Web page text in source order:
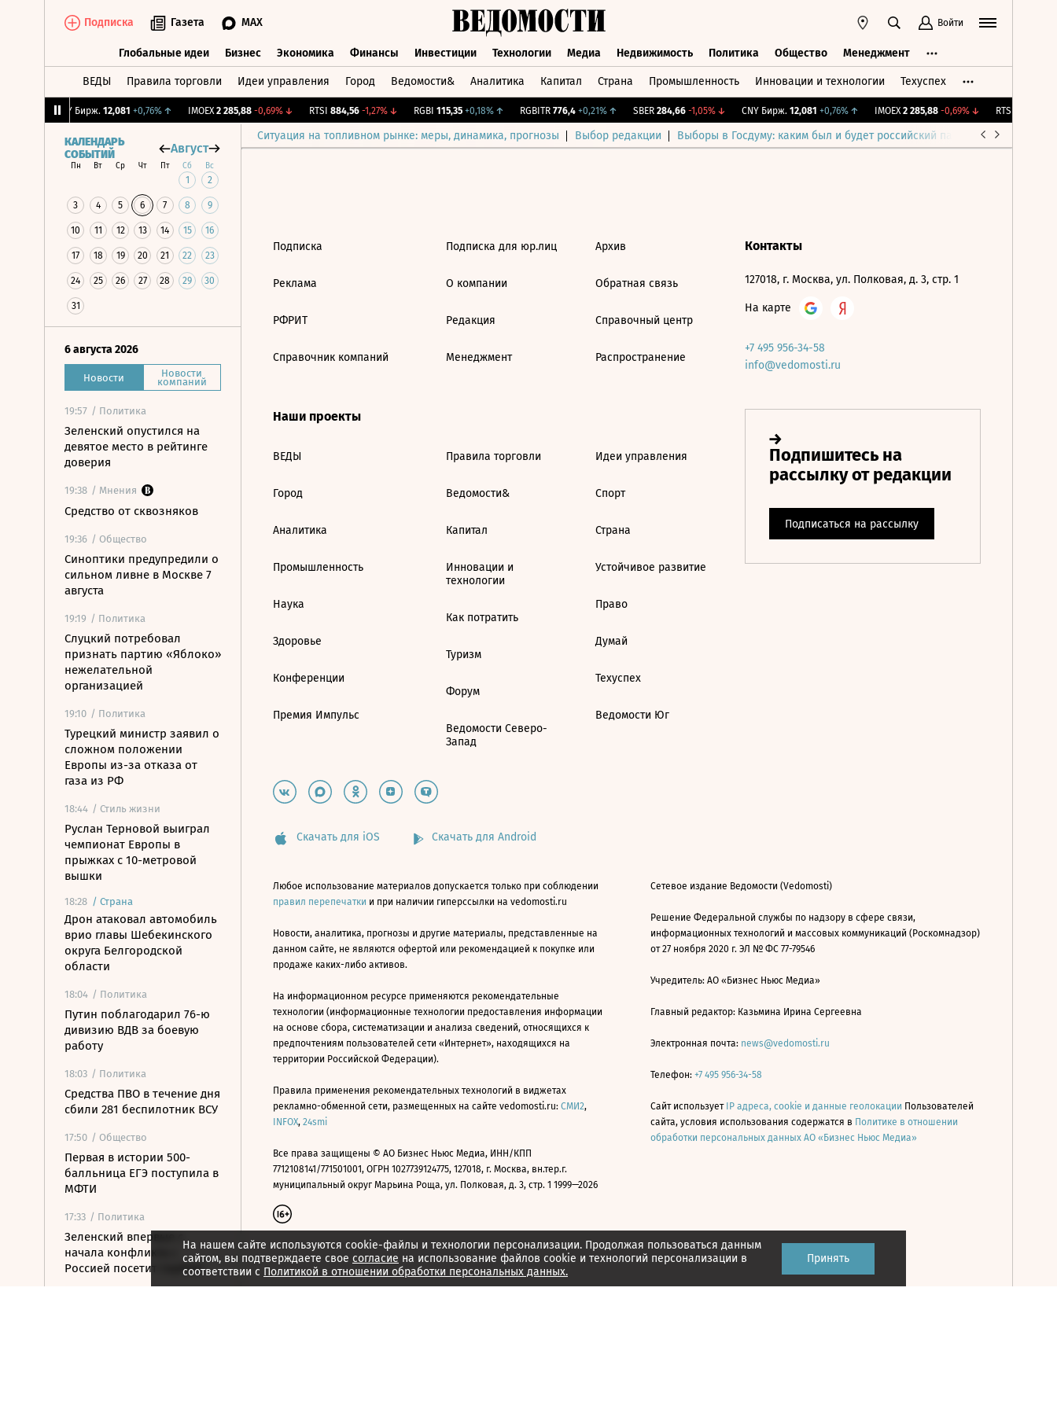
Подписка Газета MAX Войти
Глобальные идеи Бизнес Экономика Финансы Инвестиции Технологии Медиа Недвижимость Политика Общество Менеджмент
ВЕДЫ Правила торговли Идеи управления Город Ведомости& Аналитика Капитал Страна Промышленность Инновации и технологии Техуспех
CNY Бирж. 12,081 +0,76%↑ IMOEX 2 285,88 -0,69%↓ RTSI 884,56 -1,27%↓ RGBI 115,35 +0,18%↑ RGBITR 776,4 +0,21%↑ SBER 284,66 -1,05%↓ CNY Бирж. 12,081 +0,76%↑ IMOEX 2 285,88 -0,69%↓ RTSI 884,56
Ситуация на топливном рынке: меры, динамика, прогнозы Выбор редакции Выборы в Госдуму: каким был и будет российский парламент
КАЛЕНДАРЬ
СОБЫТИЙ
Август
Пн Вт Ср Чт Пт Сб Вс
1 2
3 4 5 6 7 8 9
10 11 12 13 14 15 16
17 18 19 20 21 22 23
24 25 26 27 28 29 30
31
6 августа 2026
Новости Новости
компаний
19:57 / Политика
Зеленский опустился на
девятое место в рейтинге
доверия
19:38 / Мнения
Средство от сквозняков
19:36 / Общество
Синоптики предупредили о
сильном ливне в Москве 7
августа
19:19 / Политика
Слуцкий потребовал
признать партию «Яблоко»
нежелательной
организацией
19:10 / Политика
Турецкий министр заявил о
сложном положении
Европы из-за отказа от
газа из РФ
18:44 / Стиль жизни
Руслан Терновой выиграл
чемпионат Европы в
прыжках с 10-метровой
вышки
18:28 / Страна
Дрон атаковал автомобиль
врио главы Шебекинского
округа Белгородской
области
18:04 / Политика
Путин поблагодарил 76-ю
дивизию ВДВ за боевую
работу
18:03 / Политика
Средства ПВО в течение дня
сбили 281 беспилотник ВСУ
17:50 / Общество
Первая в истории 500-
балльница ЕГЭ поступила в
МФТИ
17:33 / Политика
Зеленский впервые с
начала конфликта с
Россией посетит Сербию
На нашем сайте используются cookie-файлы и технологии персонализации. Продолжая пользоваться данным
сайтом, вы подтверждаете свое согласие на использование файлов cookie и технологий персонализации в
соответствии с Политикой в отношении обработки персональных данных.
Принять
Подписка
Реклама
РФРИТ
Справочник компаний
Подписка для юр.лиц
О компании
Редакция
Менеджмент
Архив
Обратная связь
Справочный центр
Распространение
Наши проекты
ВЕДЫ
Город
Аналитика
Промышленность
Наука
Здоровье
Конференции
Премия Импульс
Правила торговли
Ведомости&
Капитал
Инновации и
технологии
Как потратить
Туризм
Форум
Ведомости Северо-
Запад
Идеи управления
Спорт
Страна
Устойчивое развитие
Право
Думай
Техуспех
Ведомости Юг
Контакты
127018, г. Москва, ул. Полковая, д. 3, стр. 1
На карте
+7 495 956-34-58
info@vedomosti.ru
Скачать для iOS Скачать для Android
Любое использование материалов допускается только при соблюдении
правил перепечатки и при наличии гиперссылки на vedomosti.ru
Новости, аналитика, прогнозы и другие материалы, представленные на
данном сайте, не являются офертой или рекомендацией к покупке или
продаже каких-либо активов.
На информационном ресурсе применяются рекомендательные
технологии (информационные технологии предоставления информации
на основе сбора, систематизации и анализа сведений, относящихся к
предпочтениям пользователей сети «Интернет», находящихся на
территории Российской Федерации).
Правила применения рекомендательных технологий в виджетах
рекламно-обменной сети, размещенных на сайте vedomosti.ru: СМИ2,
INFOX, 24smi
Все права защищены © АО Бизнес Ньюс Медиа, ИНН/КПП
7712108141/771501001, ОГРН 1027739124775, 127018, г. Москва, вн.тер.г.
муниципальный округ Марьина Роща, ул. Полковая, д. 3, стр. 1 1999—2026
Сетевое издание Ведомости (Vedomosti)
Решение Федеральной службы по надзору в сфере связи,
информационных технологий и массовых коммуникаций (Роскомнадзор)
от 27 ноября 2020 г. ЭЛ № ФС 77-79546
Учредитель: АО «Бизнес Ньюс Медиа»
Главный редактор: Казьмина Ирина Сергеевна
Электронная почта: news@vedomosti.ru
Телефон: +7 495 956-34-58
Сайт использует IP адреса, cookie и данные геолокации Пользователей
сайта, условия использования содержатся в Политике в отношении
обработки персональных данных АО «Бизнес Ньюс Медиа»